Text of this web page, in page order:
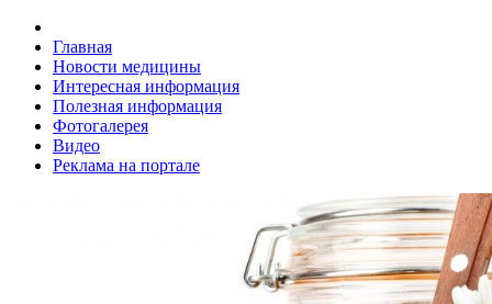
Главная
Новости медицины
Интересная информация
Полезная информация
Фотогалерея
Видео
Реклама на портале